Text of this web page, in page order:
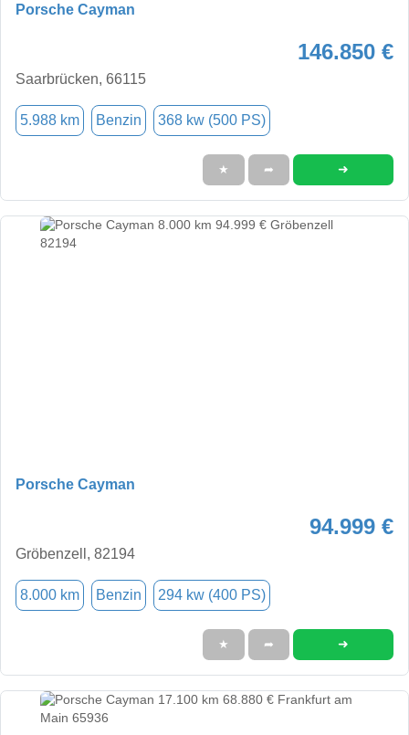
Porsche Cayman
146.850 €
Saarbrücken, 66115
5.988 km Benzin 368 kw (500 PS)
★ ➦ ➜
Porsche Cayman
94.999 €
Gröbenzell, 82194
8.000 km Benzin 294 kw (400 PS)
★ ➦ ➜